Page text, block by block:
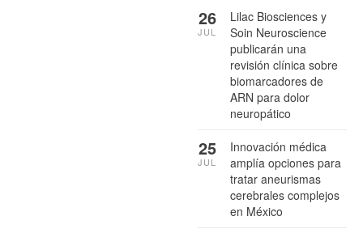
Lilac Biosciences y
Soin Neuroscience
publicarán una
revisión clínica sobre
biomarcadores de
ARN para dolor
neuropático
26
JUL
Innovación médica
amplía opciones para
tratar aneurismas
cerebrales complejos
en México
25
JUL